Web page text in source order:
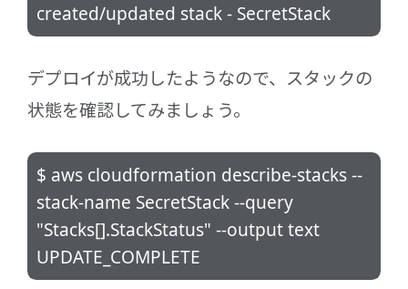
created/updated stack - SecretStack
デプロイが成功したようなので、スタックの
状態を確認してみましょう。
$ aws cloudformation describe-stacks --
stack-name SecretStack --query
"Stacks[].StackStatus" --output text
UPDATE_COMPLETE